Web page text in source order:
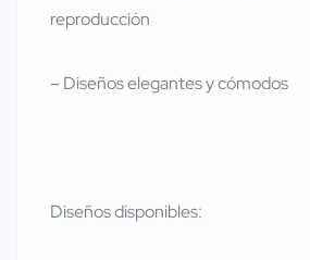
reproducción
– Diseños elegantes y cómodos
Diseños disponibles: